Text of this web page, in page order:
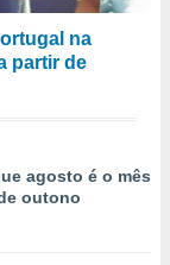
na
partir de
agosto é o mês
outono